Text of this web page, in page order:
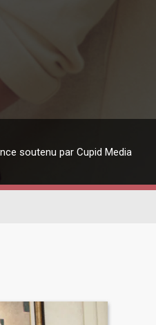
soutenu par Cupid Media